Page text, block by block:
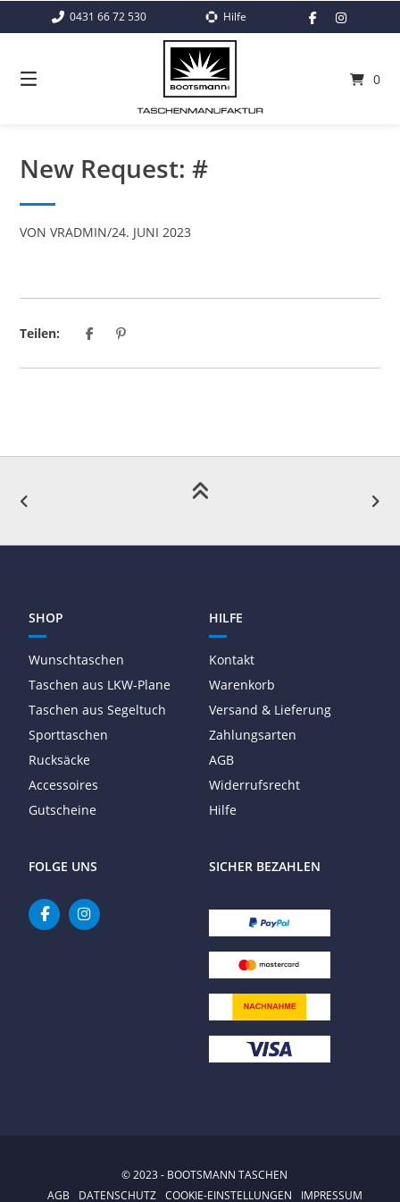
0431 66 72 530 Hilfe
0
New Request: #
VONVRADMIN/24. JUNI 2023
Teilen:
SHOP
Wunschtaschen
Taschen aus LKW-Plane
Taschen aus Segeltuch
Sporttaschen
Rucksäcke
Accessoires
Gutscheine
HILFE
Kontakt
Warenkorb
Versand & Lieferung
Zahlungsarten
AGB
Widerrufsrecht
Hilfe
FOLGE UNS SICHER BEZAHLEN
© 2023 - BOOTSMANN TASCHEN
AGB
DATENSCHUTZ COOKIE-EINSTELLUNGEN IMPRESSUM